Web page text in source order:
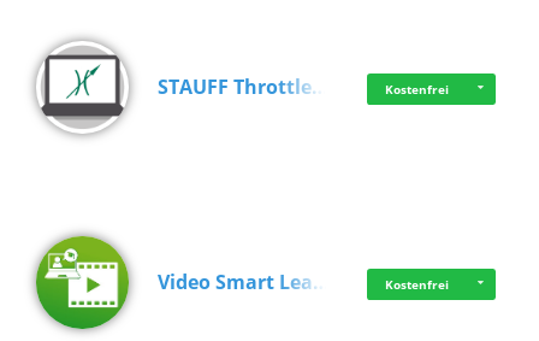
STAUFF Throttle… Kostenfrei
Video Smart Lea… Kostenfrei